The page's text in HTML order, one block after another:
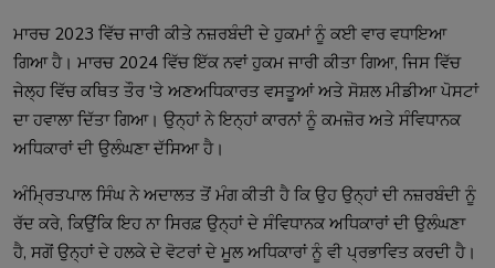
ਮਾਰਚ 2023 ਵਿੱਚ ਜਾਰੀ ਕੀਤੇ ਨਜ਼ਰਬੰਦੀ ਦੇ ਹੁਕਮਾਂ ਨੂੰ ਕਈ ਵਾਰ ਵਧਾਇਆ
ਗਿਆ ਹੈ। ਮਾਰਚ 2024 ਵਿੱਚ ਇੱਕ ਨਵਾਂ ਹੁਕਮ ਜਾਰੀ ਕੀਤਾ ਗਿਆ, ਜਿਸ ਵਿੱਚ
ਜੇਲ੍ਹ ਵਿੱਚ ਕਥਿਤ ਤੌਰ 'ਤੇ ਅਣਅਧਿਕਾਰਤ ਵਸਤੂਆਂ ਅਤੇ ਸੋਸ਼ਲ ਮੀਡੀਆ ਪੋਸਟਾਂ
ਦਾ ਹਵਾਲਾ ਦਿੱਤਾ ਗਿਆ। ਉਨ੍ਹਾਂ ਨੇ ਇਨ੍ਹਾਂ ਕਾਰਨਾਂ ਨੂੰ ਕਮਜ਼ੋਰ ਅਤੇ ਸੰਵਿਧਾਨਕ
ਅਧਿਕਾਰਾਂ ਦੀ ਉਲੰਘਣਾ ਦੱਸਿਆ ਹੈ।
ਅੰਮ੍ਰਿਤਪਾਲ ਸਿੰਘ ਨੇ ਅਦਾਲਤ ਤੋਂ ਮੰਗ ਕੀਤੀ ਹੈ ਕਿ ਉਹ ਉਨ੍ਹਾਂ ਦੀ ਨਜ਼ਰਬੰਦੀ ਨੂੰ
ਰੱਦ ਕਰੇ, ਕਿਉਂਕਿ ਇਹ ਨਾ ਸਿਰਫ਼ ਉਨ੍ਹਾਂ ਦੇ ਸੰਵਿਧਾਨਕ ਅਧਿਕਾਰਾਂ ਦੀ ਉਲੰਘਣਾ
ਹੈ, ਸਗੋਂ ਉਨ੍ਹਾਂ ਦੇ ਹਲਕੇ ਦੇ ਵੋਟਰਾਂ ਦੇ ਮੂਲ ਅਧਿਕਾਰਾਂ ਨੂੰ ਵੀ ਪ੍ਰਭਾਵਿਤ ਕਰਦੀ ਹੈ।